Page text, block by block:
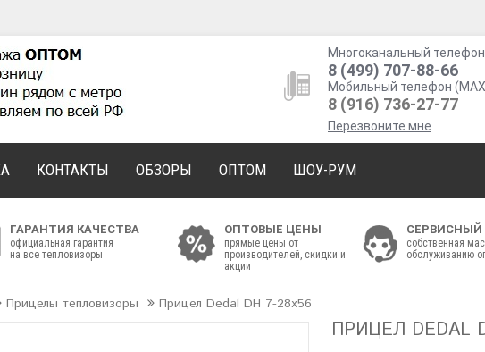
Многоканальный
8 (499) 707-88-66
Мобильный телефон
8 (916) 736-27-77
Перезвоните мне
КОНТАКТЫ ОБЗОРЫ ОПТОМ ШОУ-РУМ
ГАРАНТИЯ КАЧЕСТВА
официальная гарантия
на все тепловизоры
ОПТОВЫЕ ЦЕНЫ
прямые цены от
производителей, скидки и
акции
СЕРВИСНЫЙ
собственная
обслуживанию
Прицелы тепловизоры Прицел Dedal DH 7-28x56
ПРИЦЕЛ DEDAL